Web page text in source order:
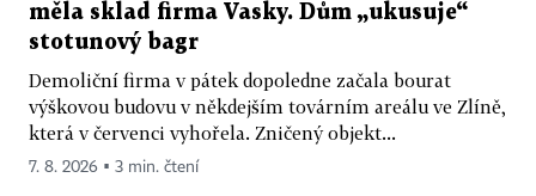
měla sklad firma Vasky. Dům „ukusuje“
stotunový bagr
Demoliční firma v pátek dopoledne začala bourat
výškovou budovu v někdejším továrním areálu ve Zlíně,
která v červenci vyhořela. Zničený objekt...
7. 8. 2026 ▪ 3 min. čtení